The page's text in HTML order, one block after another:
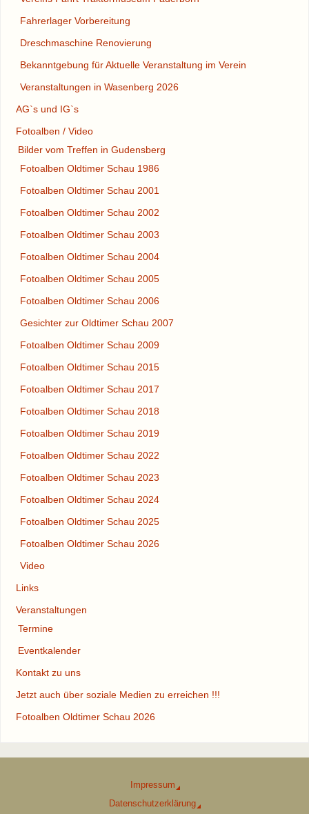
Fahrerlager Vorbereitung
Dreschmaschine Renovierung
Bekanntgebung für Aktuelle Veranstaltung im Verein
Veranstaltungen in Wasenberg 2026
AG`s und IG`s
Fotoalben / Video
Bilder vom Treffen in Gudensberg
Fotoalben Oldtimer Schau 1986
Fotoalben Oldtimer Schau 2001
Fotoalben Oldtimer Schau 2002
Fotoalben Oldtimer Schau 2003
Fotoalben Oldtimer Schau 2004
Fotoalben Oldtimer Schau 2005
Fotoalben Oldtimer Schau 2006
Gesichter zur Oldtimer Schau 2007
Fotoalben Oldtimer Schau 2009
Fotoalben Oldtimer Schau 2015
Fotoalben Oldtimer Schau 2017
Fotoalben Oldtimer Schau 2018
Fotoalben Oldtimer Schau 2019
Fotoalben Oldtimer Schau 2022
Fotoalben Oldtimer Schau 2023
Fotoalben Oldtimer Schau 2024
Fotoalben Oldtimer Schau 2025
Fotoalben Oldtimer Schau 2026
Video
Links
Veranstaltungen
Termine
Eventkalender
Kontakt zu uns
Jetzt auch über soziale Medien zu erreichen !!!
Fotoalben Oldtimer Schau 2026
Impressum
Datenschutzerklärung